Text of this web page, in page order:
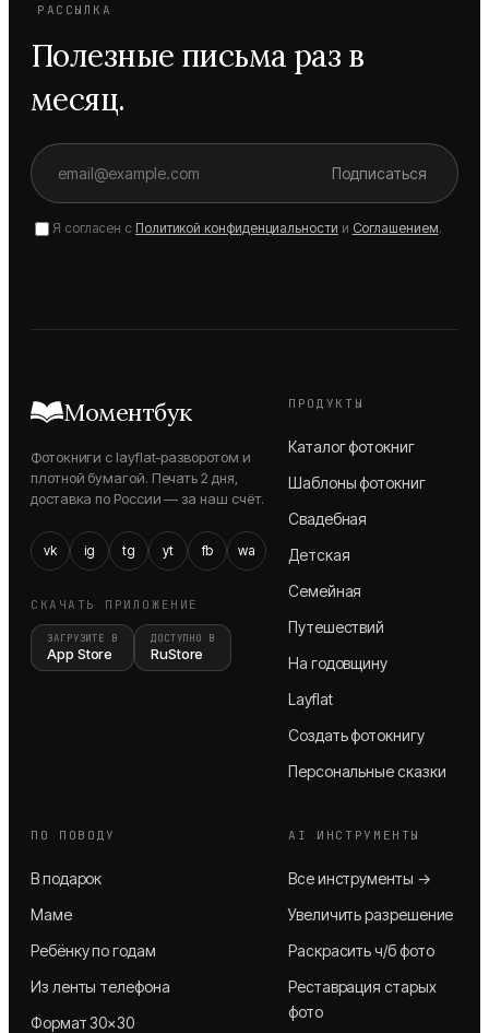
РАССЫЛКА
Полезные письма раз в
месяц.
Подписаться
Я согласен с Политикой конфиденциальности и Соглашением.
Моментбук
Фотокниги с layflat-разворотом и
плотной бумагой. Печать 2 дня,
доставка по России — за наш счёт.
vk ig tg yt fb wa
СКАЧАТЬ ПРИЛОЖЕНИЕ
ЗАГРУЗИТЕ В
App Store
ДОСТУПНО В
RuStore
ПРОДУКТЫ
Каталог фотокниг
Шаблоны фотокниг
Свадебная
Детская
Семейная
Путешествий
На годовщину
Layflat
Создать фотокнигу
Персональные сказки
ПО ПОВОДУ
В подарок
Маме
Ребёнку по годам
Из ленты телефона
Формат 30×30
AI ИНСТРУМЕНТЫ
Все инструменты →
Увеличить разрешение
Раскрасить ч/б фото
Реставрация старых
фото